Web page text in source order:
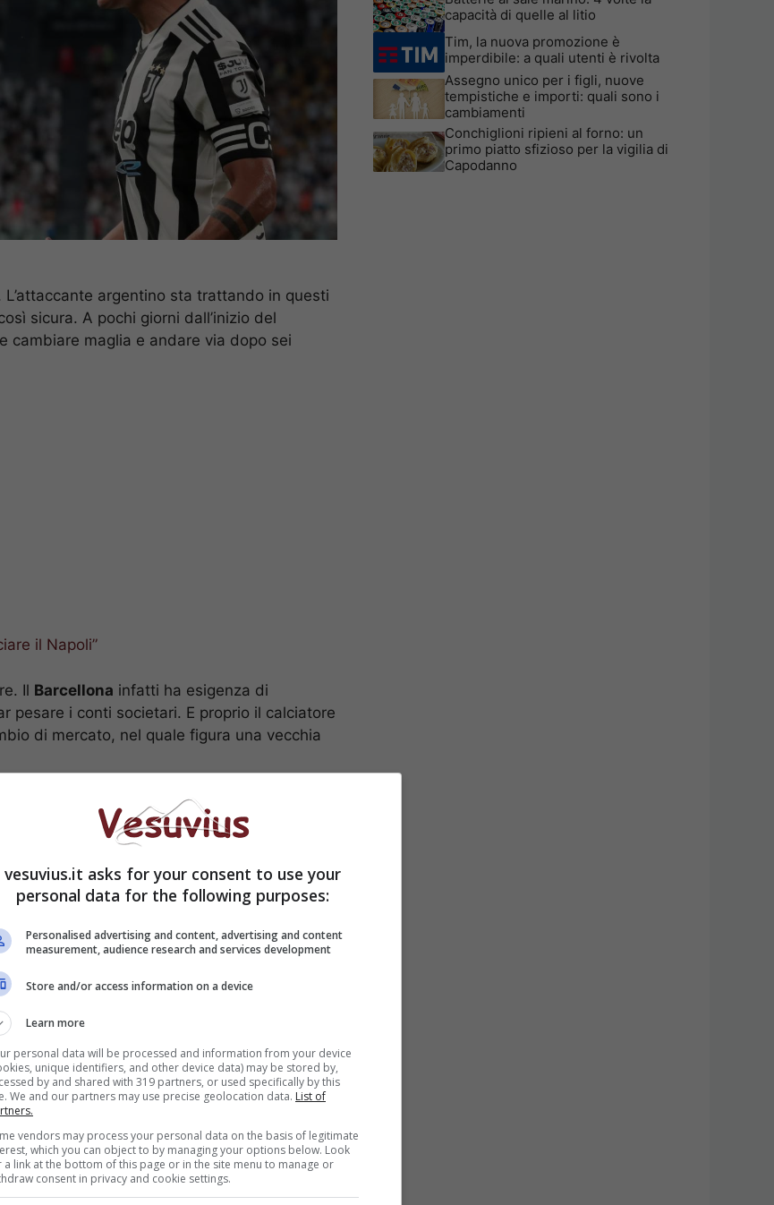
argentino sta trattando in questi
sicura. A pochi giorni dall’inizio del
cambiare maglia e andare via dopo sei
il Napoli”
Il Barcellona infatti ha esigenza di
pesare i conti societari. E proprio il calciatore
di mercato, nel quale figura una vecchia
il Barcellona ci
capacità di quelle al litio
Tim, la nuova promozione è
imperdibile: a quali utenti è rivolta
Assegno unico per i figli, nuove
tempistiche e importi: quali sono i
cambiamenti
Conchiglioni ripieni al forno: un
primo piatto sfizioso per la vigilia di
Capodanno
vesuvius.it asks for your consent to use your
personal data for the following purposes:
Personalised advertising and content, advertising and content
measurement, audience research and services development
Store and/or access information on a device
Learn more
personal data will be processed and information from your device
unique identifiers, and other device data) may be stored by,
by and shared with 319 partners, or used specifically by this
We and our partners may use precise geolocation data. List of
vendors may process your personal data on the basis of legitimate
which you can object to by managing your options below. Look
a link at the bottom of this page or in the site menu to manage or
consent in privacy and cookie settings.